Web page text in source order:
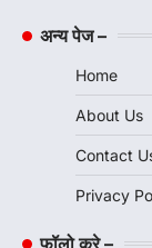
अन्य पेज –
Home
About Us
Contact
Privacy
फॉलो करे –